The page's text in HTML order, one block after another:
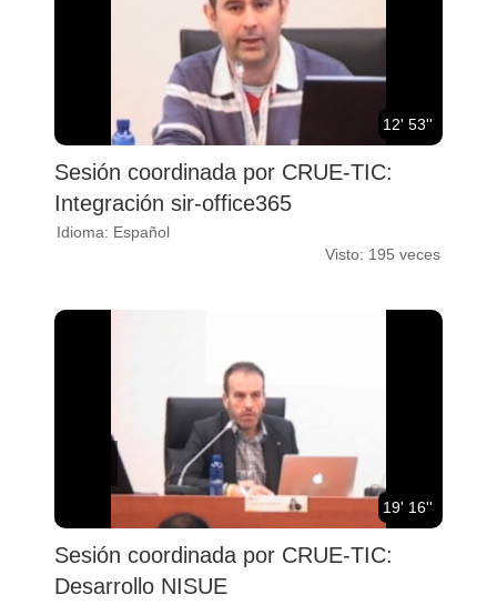
12' 53''
Sesión coordinada por CRUE-TIC:
Integración sir-office365
Idioma: Español
Visto: 195 veces
19' 16''
Sesión coordinada por CRUE-TIC:
Desarrollo NISUE